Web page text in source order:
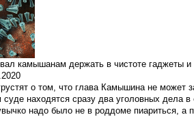
камышанам держать в чистоте гаджеты
о том, что глава Камышина не может
находятся сразу два уголовных дела
надо было не в роддоме пиариться, а